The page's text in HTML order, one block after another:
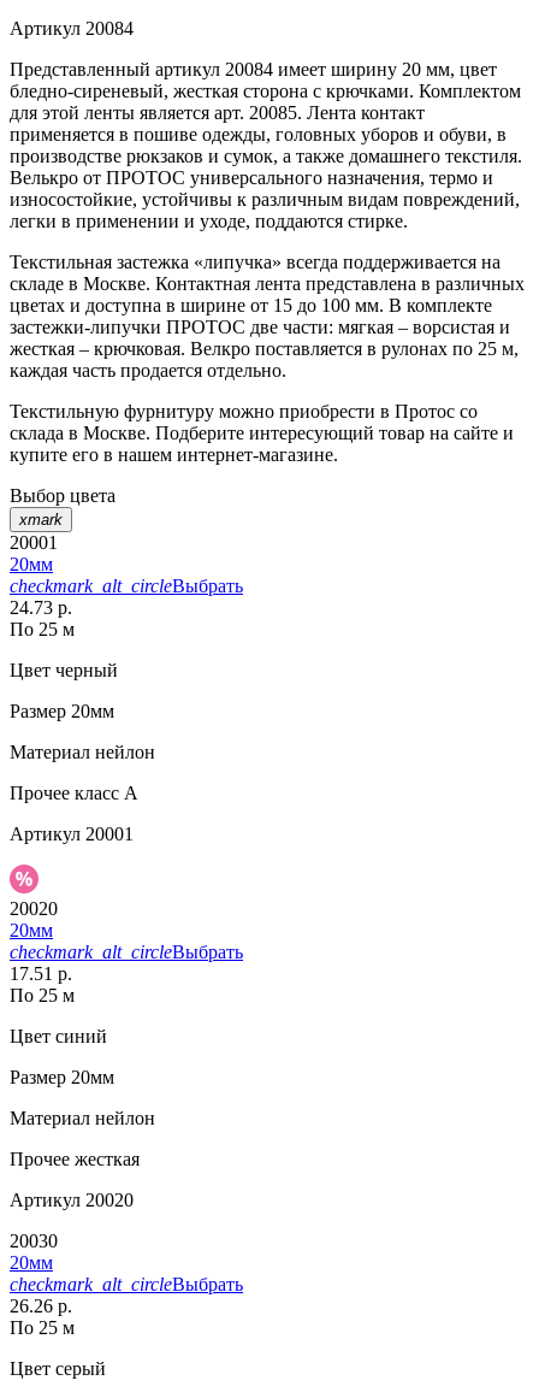
Артикул 20084
Представленный артикул 20084 имеет ширину 20 мм, цвет
бледно-сиреневый, жесткая сторона с крючками. Комплектом
для этой ленты является арт. 20085. Лента контакт
применяется в пошиве одежды, головных уборов и обуви, в
производстве рюкзаков и сумок, а также домашнего текстиля.
Велькро от ПРОТОС универсального назначения, термо и
износостойкие, устойчивы к различным видам повреждений,
легки в применении и уходе, поддаются стирке.
Текстильная застежка «липучка» всегда поддерживается на
складе в Москве. Контактная лента представлена в различных
цветах и доступна в ширине от 15 до 100 мм. В комплекте
застежки-липучки ПРОТОС две части: мягкая – ворсистая и
жесткая – крючковая. Велкро поставляется в рулонах по 25 м,
каждая часть продается отдельно.
Текстильную фурнитуру можно приобрести в Протос со
склада в Москве. Подберите интересующий товар на сайте и
купите его в нашем интернет-магазине.
Выбор цвета
xmark
20001
20мм
checkmark_alt_circleВыбрать
24.73 р.
По 25 м
Цвет черный
Размер 20мм
Материал нейлон
Прочее класс А
Артикул 20001
20020
20мм
checkmark_alt_circleВыбрать
17.51 р.
По 25 м
Цвет синий
Размер 20мм
Материал нейлон
Прочее жесткая
Артикул 20020
20030
20мм
checkmark_alt_circleВыбрать
26.26 р.
По 25 м
Цвет серый